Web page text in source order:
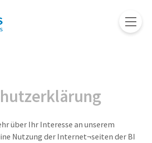
über Ihr Interesse an unserem
Nutzung der Internet¬seiten der BIX